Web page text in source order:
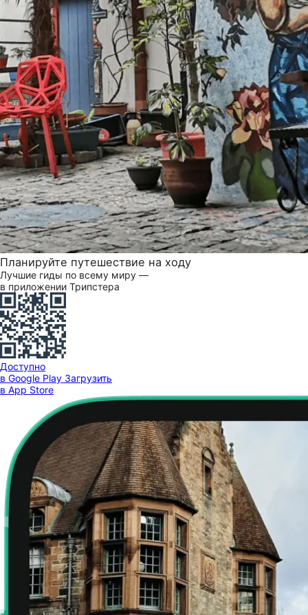
Планируйте путешествие на ходу
Лучшие гиды по всему миру —
в приложении Трипстера
Доступно
в Google Play Загрузить
в App Store